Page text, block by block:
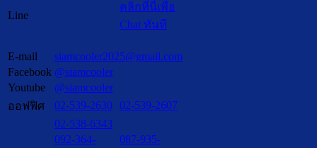
Line
คลิกที่นี่เพื่อ
Chat ทันที
E-mail
siamcooler2025@gmail.com
Facebook @siamcooler
Youtube
@siamcooler
ออฟฟิศ
02-539-2630 02-539-2607
02-538-6343
092-364-
087-935-